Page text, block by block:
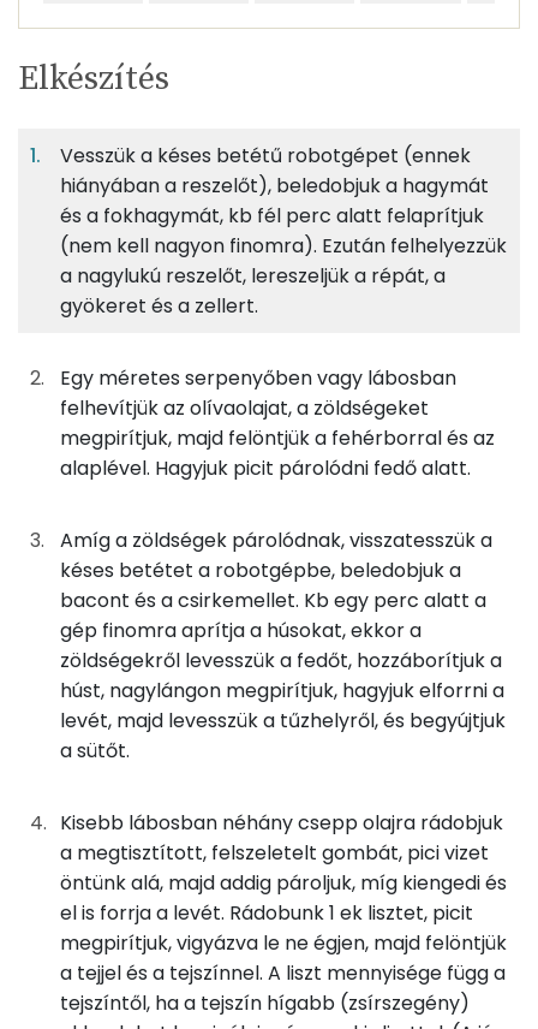
Egy
adagban
10%
Fehérje
18%
Szénhidrát
7%
Zsír
56gcsirkemellfilé
68 kcal
40gsárgarépa
23gfehérrépa
14 kcal
40gzeller
14 kcal
38g fehérbor
31 kcal
75gszárnyas alaplé
5 kcal
23gvöröshagyma
8 kcal
3g fokhagyma
4 kcal
2g olívaolaj
18 kcal
13gbacon
32g gomba
7 kcal
50g
főzőtejszín
66 kcal
25g tej
14 kcal
4gfinomliszt
14 kcal
TÁPANYAGTARTALOM
Egy
adagban
4
adagban
100
grammban
10%
Fehérje
18%
Szénhidrát
7%
Zsír
65%
Víz
TOP ásványi anyagok
Nátrium
Foszfor
Kálcium
Magnézium
Szelén
TOP vitaminok
Kolin:
Niacin - B3 vitamin:
β-karotin
E vitamin:
Fehérje
Elkészítés
Vesszük a késes betétű robotgépet (ennek
hiányában a reszelőt), beledobjuk a hagymát
és a fokhagymát, kb fél perc alatt felaprítjuk
(nem kell nagyon finomra). Ezután felhelyezzük
a nagylukú reszelőt, lereszeljük a répát, a
gyökeret és a zellert.
Egy méretes serpenyőben vagy lábosban
felhevítjük az olívaolajat, a zöldségeket
megpirítjuk, majd felöntjük a fehérborral és az
alaplével. Hagyjuk picit párolódni fedő alatt.
Amíg a zöldségek párolódnak, visszatesszük a
késes betétet a robotgépbe, beledobjuk a
bacont és a csirkemellet. Kb egy perc alatt a
gép finomra aprítja a húsokat, ekkor a
zöldségekről levesszük a fedőt, hozzáborítjuk a
húst, nagylángon megpirítjuk, hagyjuk elforrni a
levét, majd levesszük a tűzhelyről, és begyújtjuk
a sütőt.
Kisebb lábosban néhány csepp olajra rádobjuk
a megtisztított, felszeletelt gombát, pici vizet
öntünk alá, majd addig pároljuk, míg kiengedi és
el is forrja a levét. Rádobunk 1 ek lisztet, picit
megpirítjuk, vigyázva le ne égjen, majd felöntjük
a tejjel és a tejszínnel. A liszt mennyisége függ a
tejszíntől, ha a tejszín hígabb (zsírszegény)